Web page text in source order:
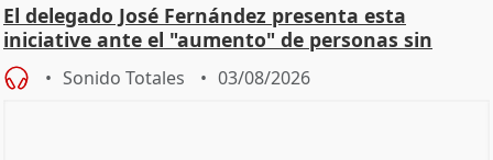
El delegado José Fernández presenta esta
iniciative ante el "aumento" de personas sin
hogar en Madri
Sonido Totales 03/08/2026